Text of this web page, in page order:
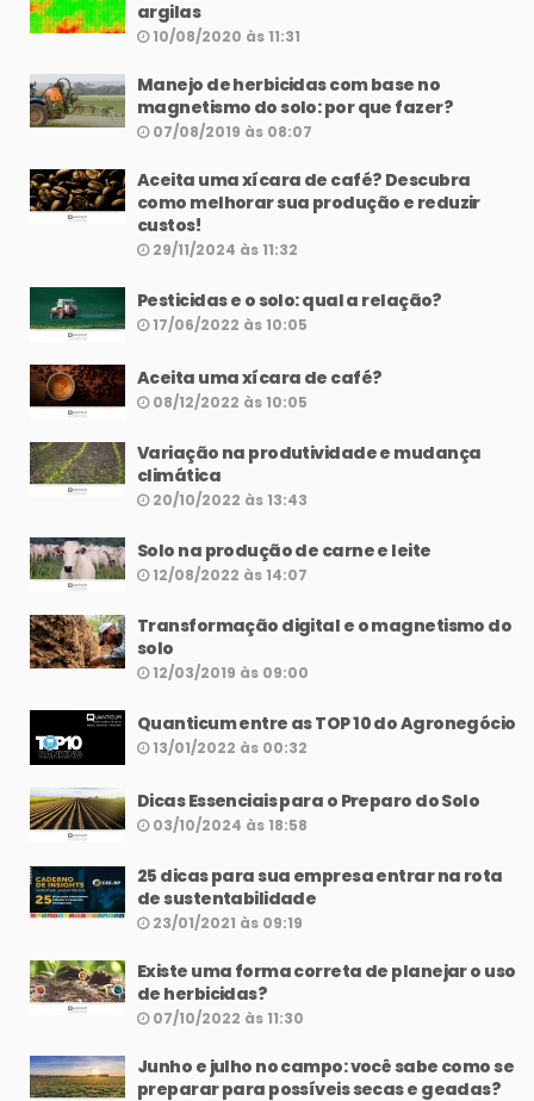
argilas
10/08/2020 às 11:31
Manejo de herbicidas com base no
magnetismo do solo: por que fazer?
07/08/2019 às 08:07
Aceita uma xícara de café? Descubra
como melhorar sua produção e reduzir
custos!
29/11/2024 às 11:32
Pesticidas e o solo: qual a relação?
17/06/2022 às 10:05
Aceita uma xícara de café?
08/12/2022 às 10:05
Variação na produtividade e mudança
climática
20/10/2022 às 13:43
Solo na produção de carne e leite
12/08/2022 às 14:07
Transformação digital e o magnetismo do
solo
12/03/2019 às 09:00
Quanticum entre as TOP 10 do Agronegócio
13/01/2022 às 00:32
Dicas Essenciais para o Preparo do Solo
03/10/2024 às 18:58
25 dicas para sua empresa entrar na rota
de sustentabilidade
23/01/2021 às 09:19
Existe uma forma correta de planejar o uso
de herbicidas?
07/10/2022 às 11:30
Junho e julho no campo: você sabe como se
preparar para possíveis secas e geadas?